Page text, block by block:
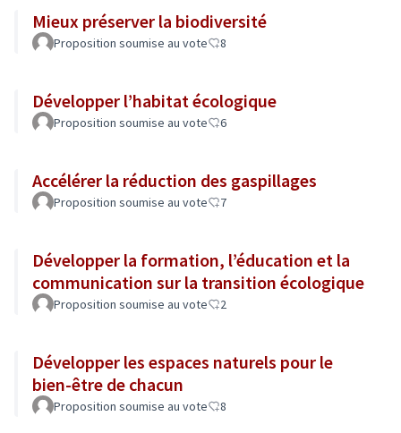
Mieux préserver la biodiversité
Proposition soumise au vote 8
Développer l’habitat écologique
Proposition soumise au vote 6
Accélérer la réduction des gaspillages
Proposition soumise au vote 7
Développer la formation, l’éducation et la
communication sur la transition écologique
Proposition soumise au vote 2
Développer les espaces naturels pour le
bien-être de chacun
Proposition soumise au vote 8